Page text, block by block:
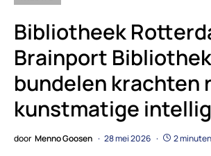
Bibliotheek
Brainport
bundelen krachten
kunstmatige
door Menno Goosen 28 mei 2026 2